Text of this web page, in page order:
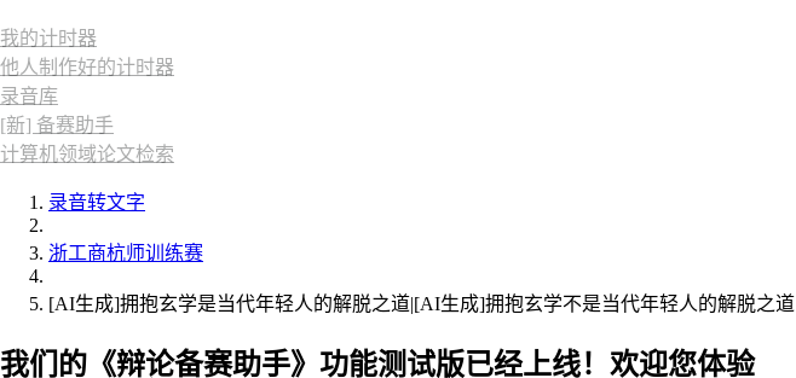
我的计时器
他人制作好的计时器
录音库
[新] 备赛助手
计算机领域论文检索
录音转文字
浙工商杭师训练赛
[AI生成]拥抱玄学是当代年轻人的解脱之道|[AI生成]拥抱玄学不是当代年轻人的解脱之道
我们的《辩论备赛助手》功能测试版已经上线！欢迎您体验